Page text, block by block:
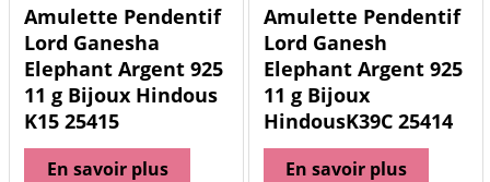
Amulette Pendentif
Lord Ganesha
Elephant Argent 925
11 g Bijoux Hindous
K15 25415
En savoir plus
Amulette Pendentif
Lord Ganesh
Elephant Argent 925
11 g Bijoux
HindousK39C 25414
En savoir plus